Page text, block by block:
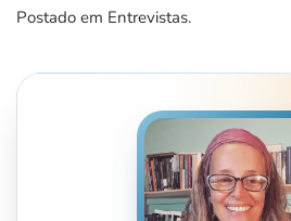
Postado em Entrevistas.